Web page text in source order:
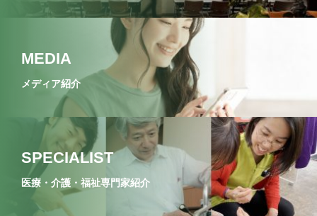
MEDIA
メディア紹介
SPECIALIST
医療・介護・福祉専門家紹介